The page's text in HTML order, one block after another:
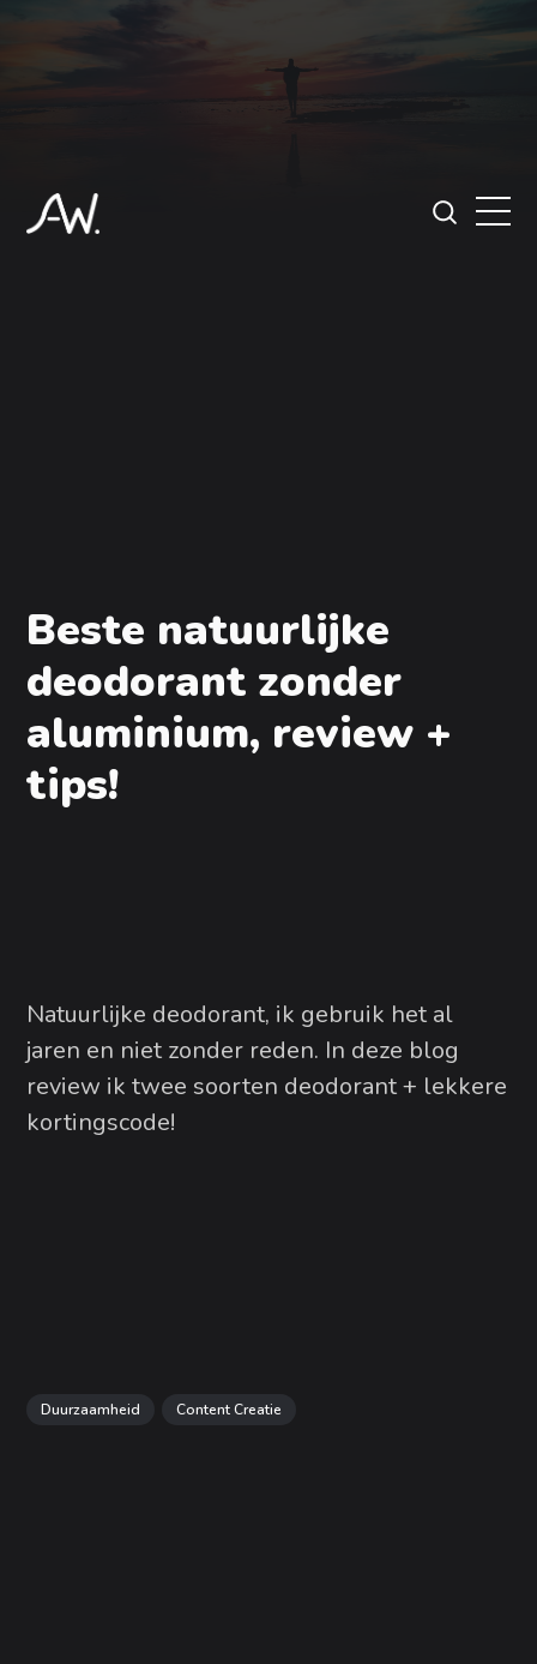
Beste natuurlijke
deodorant zonder
aluminium, review +
tips!
Natuurlijke deodorant, ik gebruik het al
jaren en niet zonder reden. In deze blog
review ik twee soorten deodorant + lekkere
kortingscode!
Duurzaamheid Content Creatie